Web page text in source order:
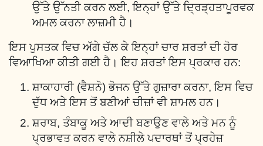
ਉੱਤੇ ਉੱਨਤੀ ਕਰਨ ਲਈ, ਇਨ੍ਹਾਂ ਉੱਤੇ ਦ੍ਰਿੜ੍ਹਤਾਪੂਰਵਕ
ਅਮਲ ਕਰਨਾ ਲਾਜ਼ਮੀ ਹੈ।
ਇਸ ਪੁਸਤਕ ਵਿਚ ਅੱਗੇ ਚੱਲ ਕੇ ਇਨ੍ਹਾਂ ਚਾਰ ਸ਼ਰਤਾਂ ਦੀ ਹੋਰ
ਵਿਆਖਿਆ ਕੀਤੀ ਗਈ ਹੈ। ਇਹ ਸ਼ਰਤਾਂ ਇਸ ਪ੍ਰਕਾਰ ਹਨ:
ਸ਼ਾਕਾਹਾਰੀ (ਵੈਸ਼ਨੋ) ਭੋਜਨ ਉੱਤੇ ਗੁਜ਼ਾਰਾ ਕਰਨਾ, ਇਸ ਵਿਚ
ਦੁੱਧ ਅਤੇ ਇਸ ਤੋਂ ਬਣੀਆਂ ਚੀਜ਼ਾਂ ਵੀ ਸ਼ਾਮਲ ਹਨ।
ਸ਼ਰਾਬ, ਤੰਬਾਕੂ ਅਤੇ ਆਦੀ ਬਣਾਉਣ ਵਾਲੇ ਅਤੇ ਮਨ ਨੂੰ
ਪ੍ਰਭਾਵਤ ਕਰਨ ਵਾਲੇ ਨਸ਼ੀਲੇ ਪਦਾਰਥਾਂ ਤੋਂ ਪ੍ਰਹੇਜ਼